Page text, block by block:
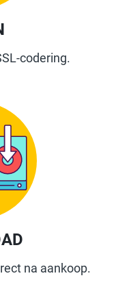
codering.
na aankoop.